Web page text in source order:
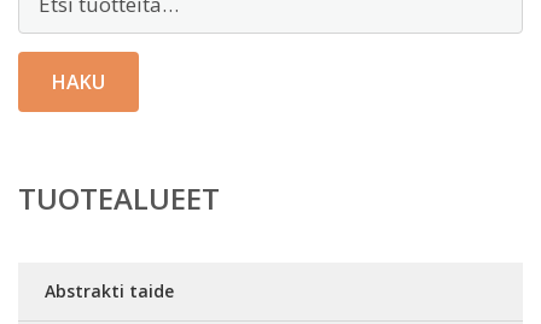
HAKU
TUOTEALUEET
Abstrakti taide